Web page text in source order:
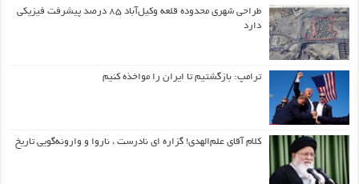
طراحی شهری محدوده قلعه وکیل‌آباد ۸۵ درصد پیشرفت فیزیکی
دارد
ترامپ: بازگشتیم تا ایران را مواخذه کنیم
کلام آقای علم‌الهدی! گزاره ای نادرست ، ناروا و وارونه‌گویی تاریخ